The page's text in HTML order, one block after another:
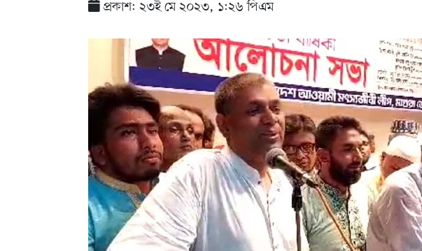
প্রকাশ: ২৩ই মে ২০২৩, ১:২৬ পিএম